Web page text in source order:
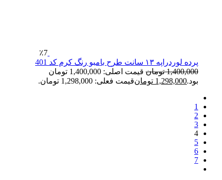
٪7
پرده لوردراپه ۱۳ سانت طرح بامبو رنگ کرم کد 401
1,400,000 تومان
قیمت اصلی: 1,400,000 تومان
بود.1,298,000 تومانقیمت فعلی: 1,298,000 تومان.